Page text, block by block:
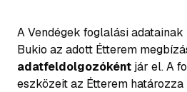
A Vendégek foglalási
Bukio az adott Étterem
adatfeldolgozóként jár el. A
eszközeit az Étterem határozza